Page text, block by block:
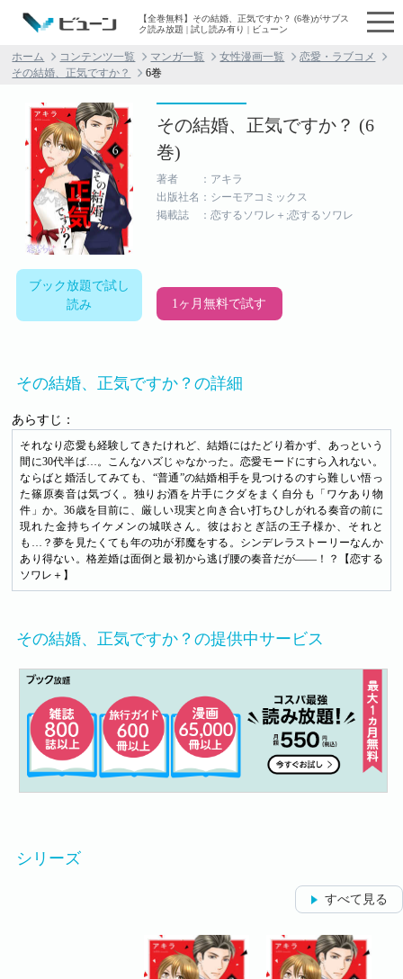
【全巻無料】その結婚、正気ですか？ (6巻)がサブス
ク読み放題 | 試し読み有り | ビューン
ホーム コンテンツ一覧 マンガ一覧 女性漫画一覧
恋愛・ラブコメ
その結婚、正気ですか？
6巻
ブック放題で試し
読み
その結婚、正気ですか？ (6
巻)
著者 ：アキラ
出版社名：シーモアコミックス
掲載誌 ：恋するソワレ＋;恋するソワレ
1ヶ月無料で試す
その結婚、正気ですか？の詳細
あらすじ：
それなり恋愛も経験してきたけれど、結婚にはたどり着かず、あっという
間に30代半ば…。こんなハズじゃなかった。恋愛モードにすら入れない。
ならばと婚活してみても、“普通”の結婚相手を見つけるのすら難しい悟っ
た篠原奏音は気づく。独りお酒を片手にクダをまく自分も「ワケあり物
件」か。36歳を目前に、厳しい現実と向き合い打ちひしがれる奏音の前に
現れた金持ちイケメンの城咲さん。彼はおとぎ話の王子様か、それと
も…？夢を見たくても年の功が邪魔をする。シンデレラストーリーなんか
あり得ない。格差婚は面倒と最初から逃げ腰の奏音だが――！？【恋する
ソワレ＋】
その結婚、正気ですか？の提供中サービス
シリーズ
すべて見る